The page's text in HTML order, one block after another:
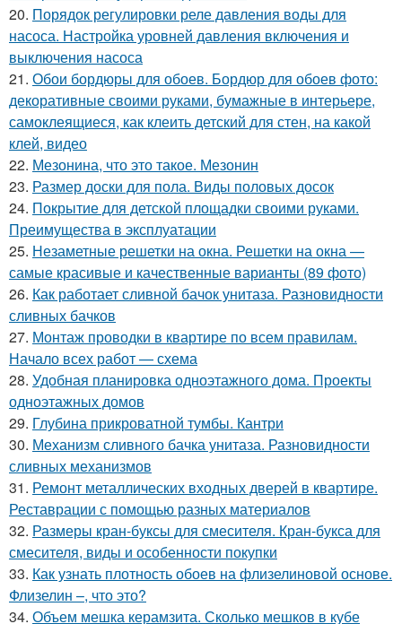
20. Порядок регулировки реле давления воды для
насоса. Настройка уровней давления включения и
выключения насоса
21. Обои бордюры для обоев. Бордюр для обоев фото:
декоративные своими руками, бумажные в интерьере,
самоклеящиеся, как клеить детский для стен, на какой
клей, видео
22. Мезонина, что это такое. Мезонин
23. Размер доски для пола. Виды половых досок
24. Покрытие для детской площадки своими руками.
Преимущества в эксплуатации
25. Незаметные решетки на окна. Решетки на окна —
самые красивые и качественные варианты (89 фото)
26. Как работает сливной бачок унитаза. Разновидности
сливных бачков
27. Монтаж проводки в квартире по всем правилам.
Начало всех работ — схема
28. Удобная планировка одноэтажного дома. Проекты
одноэтажных домов
29. Глубина прикроватной тумбы. Кантри
30. Механизм сливного бачка унитаза. Разновидности
сливных механизмов
31. Ремонт металлических входных дверей в квартире.
Реставрации с помощью разных материалов
32. Размеры кран-буксы для смесителя. Кран-букса для
смесителя, виды и особенности покупки
33. Как узнать плотность обоев на флизелиновой основе.
Флизелин –, что это?
34. Объем мешка керамзита. Сколько мешков в кубе